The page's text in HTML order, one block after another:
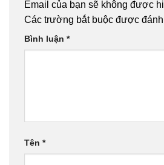
Email của bạn sẽ không được
Các trường bắt buộc được
Bình luận *
Tên *